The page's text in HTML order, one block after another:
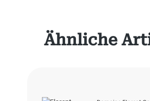
Produktgalerie überspringen
Ähnliche